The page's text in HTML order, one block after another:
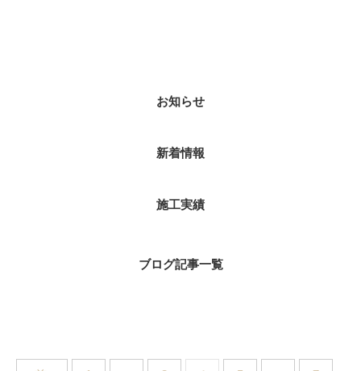
お知らせ
新着情報
施工実績
ブログ記事一覧